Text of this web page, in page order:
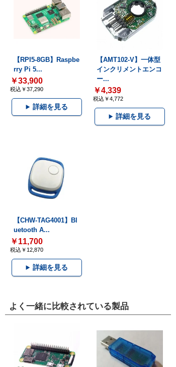
【RPI5-8GB】Raspbe
rry Pi 5...
￥33,900
税込￥37,290
詳細を見る
【AMT102-V】一体型
インクリメントエンコ
ー...
￥4,339
税込￥4,772
詳細を見る
【CHW-TAG4001】Bl
uetooth A...
￥11,700
税込￥12,870
詳細を見る
よく一緒に比較されている製品